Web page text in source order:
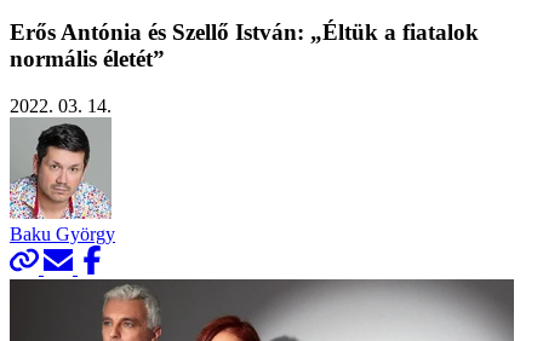
Erős Antónia és Szellő István: „Éltük a fiatalok
normális életét”
2022. 03. 14.
Baku György